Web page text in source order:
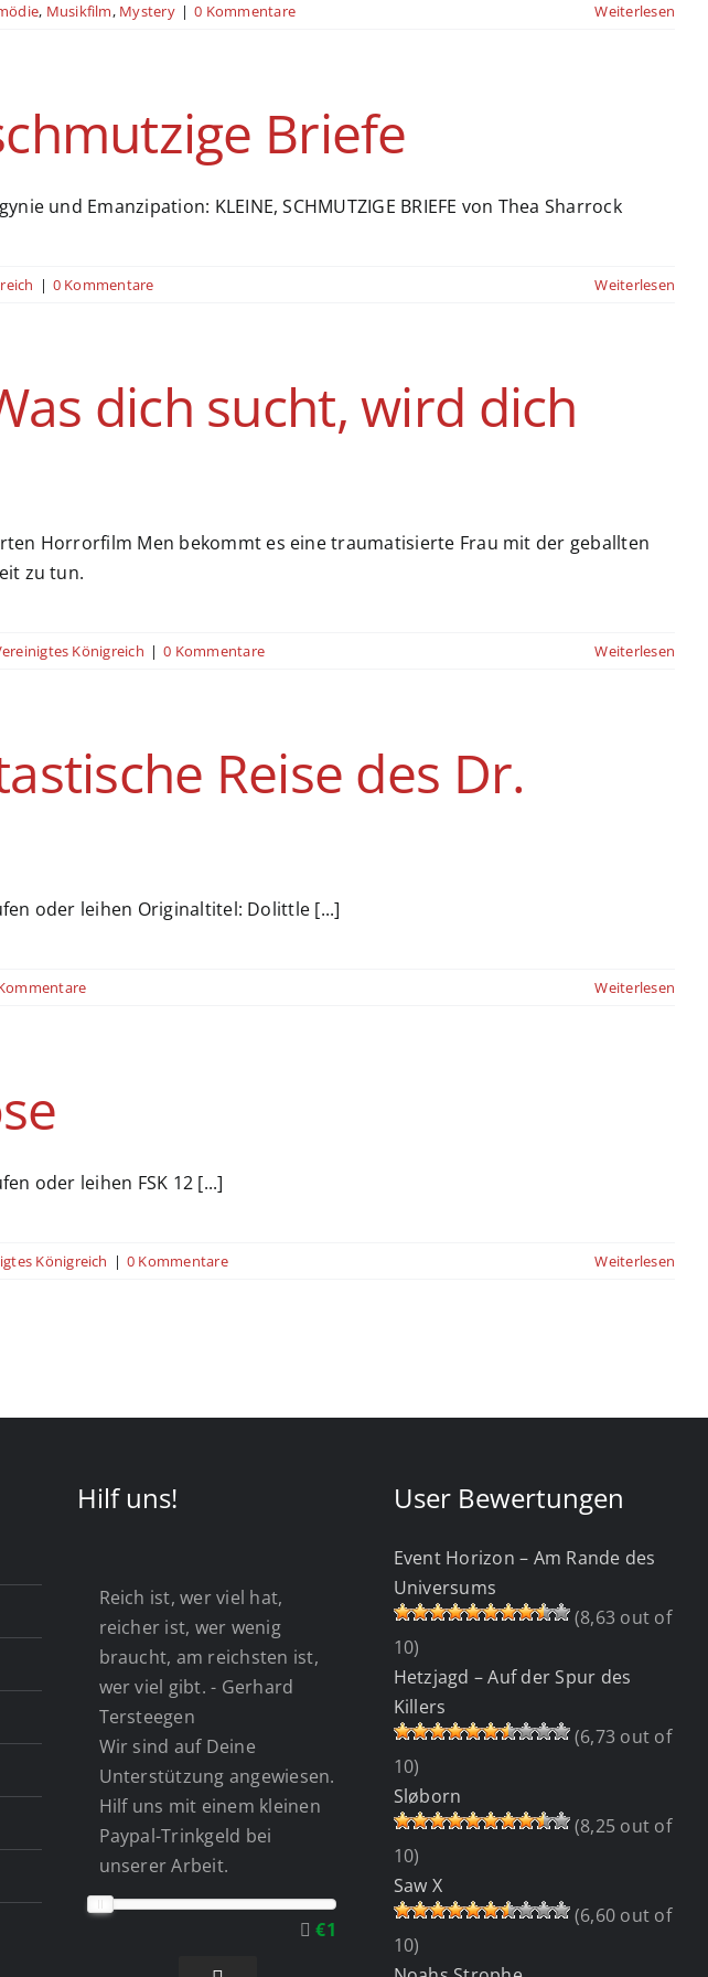
, Musikfilm, Mystery | 0 Kommentare Weiterlesen
Briefe
und Emanzipation: KLEINE, SCHMUTZIGE BRIEFE von Thea Sharrock
| 0 Kommentare Weiterlesen
dich sucht, wird dich
Horrorfilm Men bekommt es eine traumatisierte Frau mit der geballten
zu tun.
Königreich | 0 Kommentare Weiterlesen
Reise des Dr.
oder leihen Originaltitel: Dolittle [...]
Weiterlesen
oder leihen FSK 12 [...]
Königreich | 0 Kommentare Weiterlesen
Hilf uns!
Reich ist, wer viel hat,
reicher ist, wer wenig
braucht, am reichsten ist,
wer viel gibt. - Gerhard
Tersteegen
Wir sind auf Deine
Unterstützung angewiesen.
Hilf uns mit einem kleinen
Paypal-Trinkgeld bei
unserer Arbeit.
€1
User Bewertungen
Event Horizon – Am Rande des
Universums
(8,63 out of
10)
Hetzjagd – Auf der Spur des
Killers
(6,73 out of
10)
Sløborn
(8,25 out of
10)
Saw X
(6,60 out of
10)